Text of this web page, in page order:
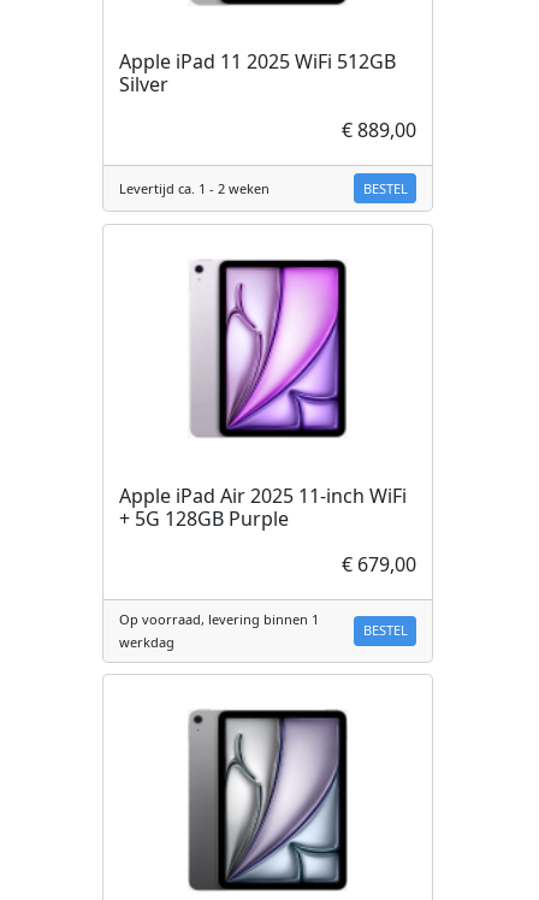
Apple iPad 11 2025 WiFi 512GB
Silver
€ 889,00
Levertijd ca. 1 - 2 weken BESTEL
Apple iPad Air 2025 11-inch WiFi
+ 5G 128GB Purple
€ 679,00
Op voorraad, levering binnen 1
werkdag
BESTEL